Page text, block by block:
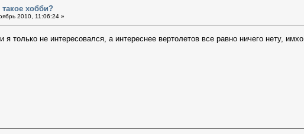
хобби?
2010, 11:06:24 »
только не интересовался, а интереснее вертолетов все равно ничего нету, имхо